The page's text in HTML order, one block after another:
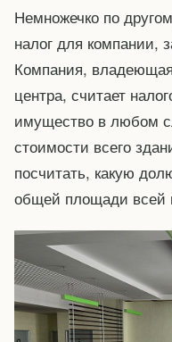
Немножечко по
налог для компании,
Компания,
центра, считает
имущество в любом
стоимости всего
посчитать, какую
общей площади всей